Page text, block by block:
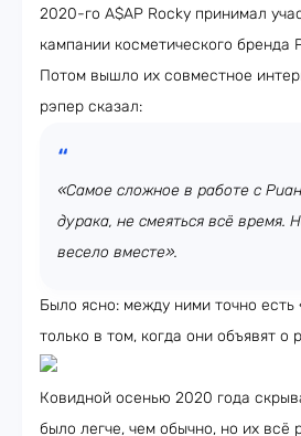
2020-го A$AP Rocky принимал
кампании косметического бренда
Потом вышло их совместное
рэпер сказал:
«Самое сложное в работе с
дурака, не смеяться всё время.
весело вместе».
Было ясно: между ними точно есть
только в том, когда они объявят о
Ковидной осенью 2020 года
было легче, чем обычно, но их всё